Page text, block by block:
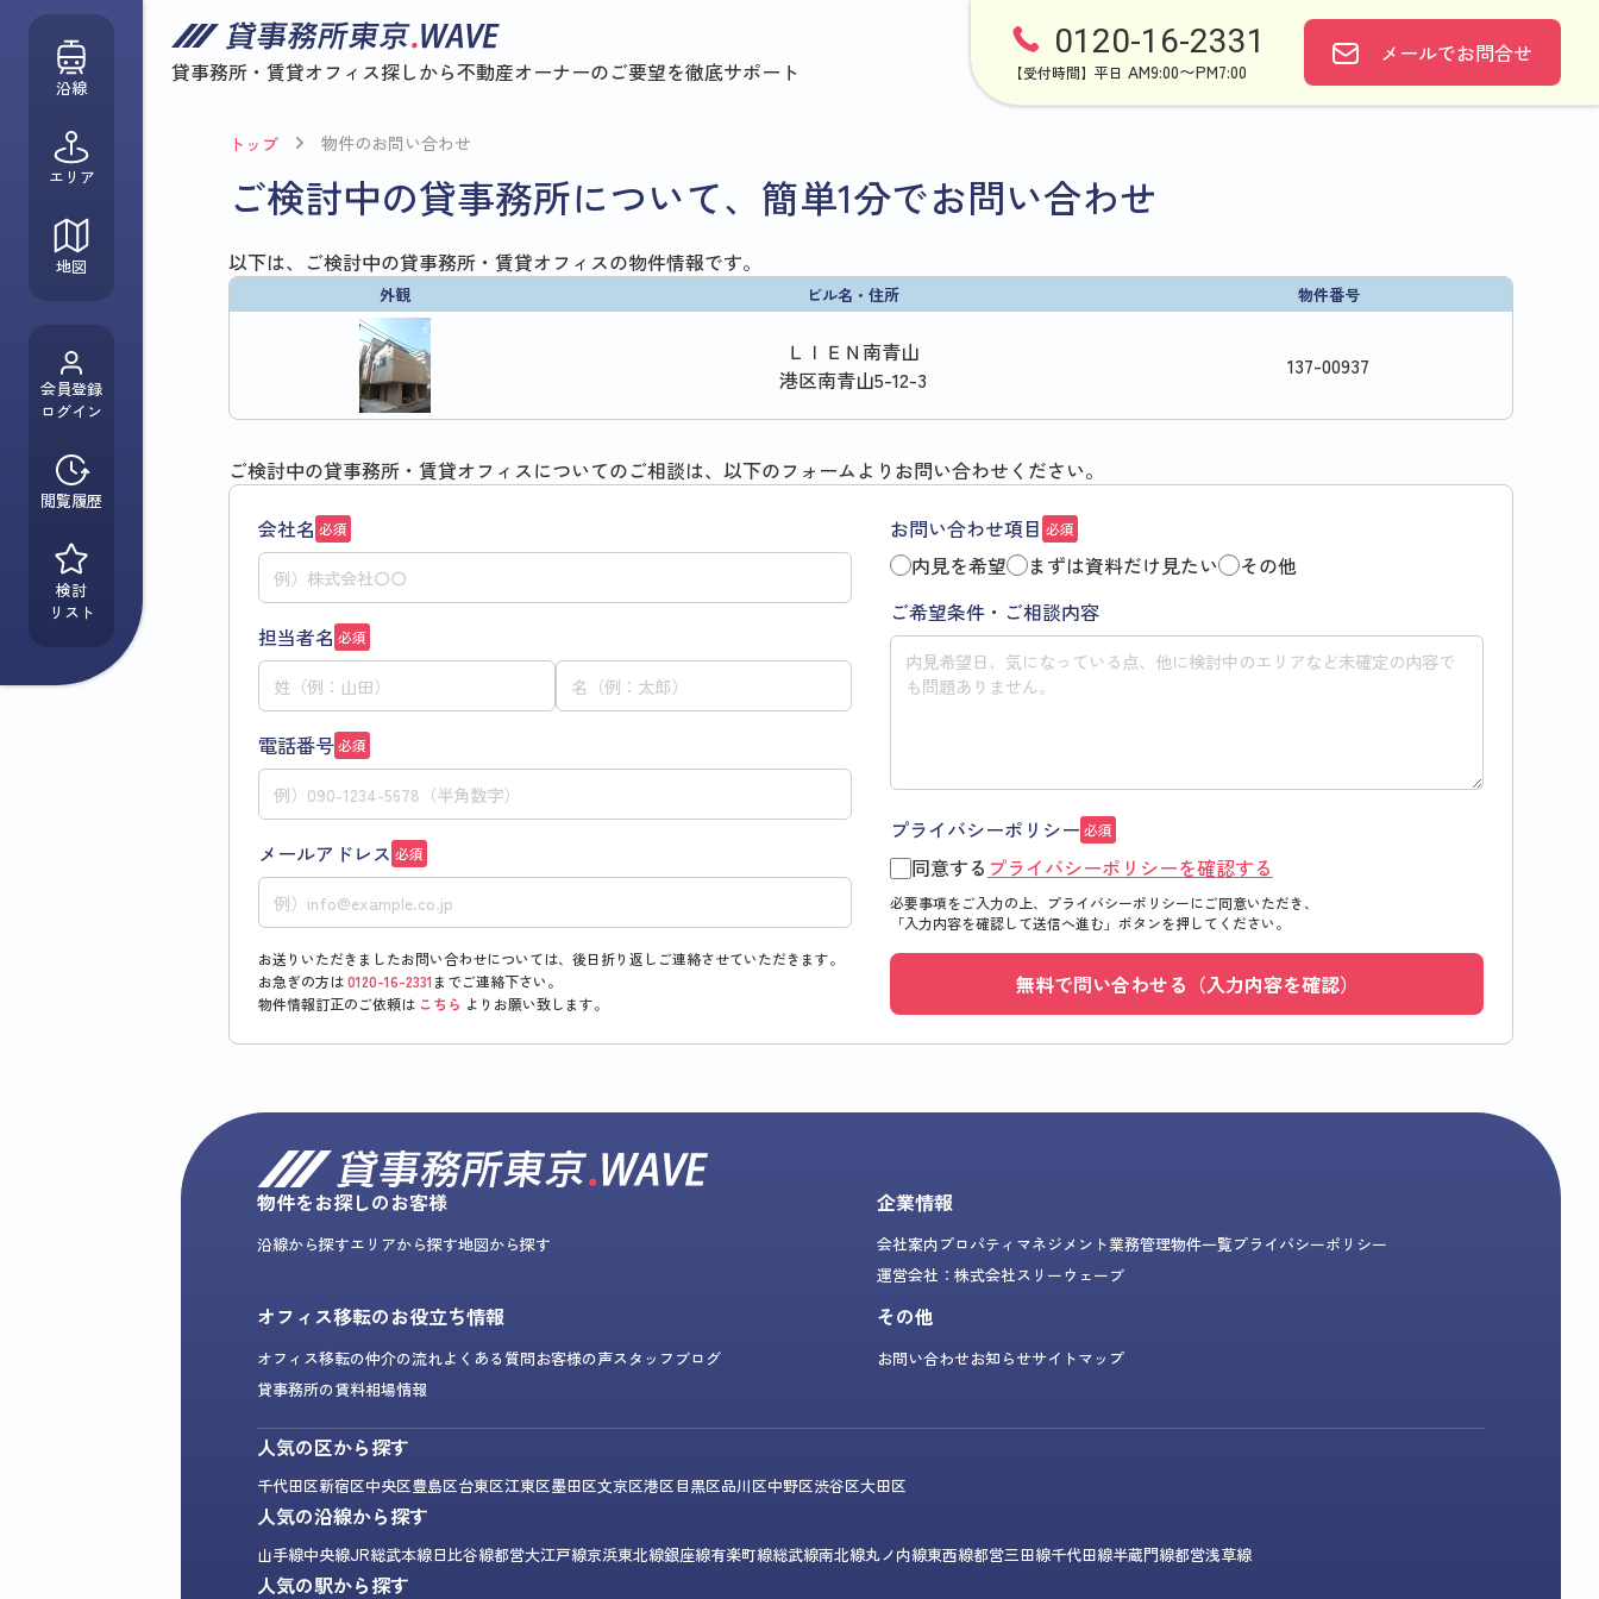
貸事務所・賃貸オフィス探しから不動産オーナーのご要望を徹底サポート
0120-16-2331
【受付時間】平日 AM9:00〜PM7:00
メールでお問合せ
沿線
エリア
地図
会員登録
ログイン
閲覧履歴
検討
リスト
トップ 物件のお問い合わせ
ご検討中の貸事務所について、簡単1分でお問い合わせ
以下は、ご検討中の貸事務所・賃貸オフィスの物件情報です。
外観 ビル名・住所 物件番号
ＬＩＥＮ南青山
港区南青山5-12-3
137-00937
ご検討中の貸事務所・賃貸オフィスについてのご相談は、以下のフォームよりお問い合わせください。
会社名 必須
担当者名 必須
電話番号必須
メールアドレス 必須
お送りいただきましたお問い合わせについては、後日折り返しご連絡させていただきます。
お急ぎの方は0120-16-2331 までご連絡下さい。
物件情報訂正のご依頼は こちら よりお願い致します。
お問い合わせ項目 必須
内見を希望 まずは資料だけ見たい
その他
ご希望条件・ご相談内容
プライバシーポリシー 必須
同意する プライバシーポリシーを確認する
必要事項をご入力の上、プライバシーポリシーにご同意いただき、
「入力内容を確認して送信へ進む」 ボタンを押してください。
無料で問い合わせる（入力内容を確認）
物件をお探しのお客様
沿線から探すエリアから探す地図から探す
企業情報
会社案内プロパティマネジメント業務管理物件一覧プライバシーポリシー
運営会社：株式会社スリーウェーブ
オフィス移転のお役立ち情報
オフィス移転の仲介の流れよくある質問お客様の声スタッフブログ
貸事務所の賃料相場情報
その他
お問い合わせお知らせサイトマップ
人気の区から探す
千代田区新宿区中央区豊島区台東区江東区墨田区文京区港区目黒区品川区中野区渋谷区大田区
人気の沿線から探す
山手線中央線JR総武本線日比谷線都営大江戸線京浜東北線銀座線有楽町線総武線南北線丸ノ内線東西線都営三田線千代田線半蔵門線都営浅草線
人気の駅から探す